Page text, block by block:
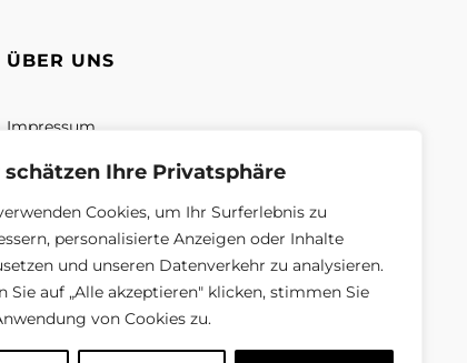
Ihre Privatsphäre
Cookies, um Ihr Surferlebnis zu
personalisierte Anzeigen oder Inhalte
und unseren Datenverkehr zu analysieren.
Sie auf „Alle akzeptieren" klicken, stimmen Sie
von Cookies zu.
ÜBER UNS
Impressum
Unsere Mission
Unsere Geschäft
Über uns